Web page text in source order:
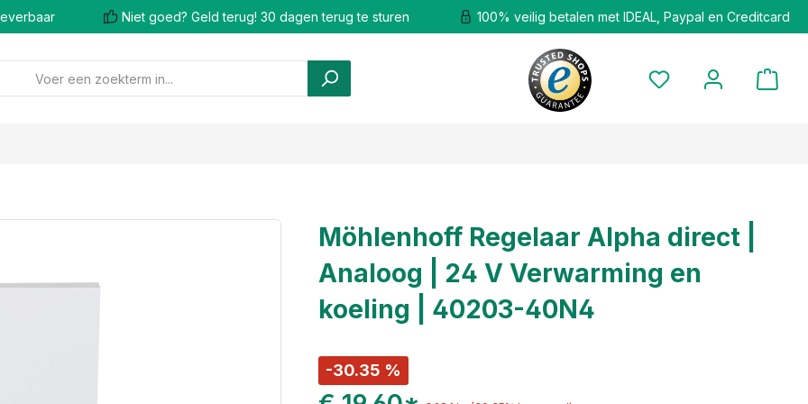
Niet goed? Geld terug! 30 dagen terug te sturen 100% veilig betalen met IDEAL, Paypal en Creditcard
Möhlenhoff Regelaar Alpha direct |
Analoog | 24 V Verwarming en
koeling | 40203-40N4
-30.35 %